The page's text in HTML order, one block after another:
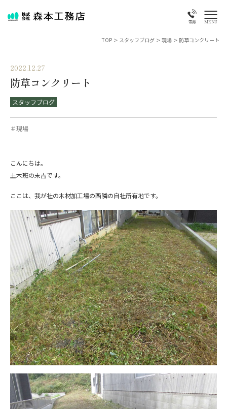
電話 MENU
TOP > スタッフブログ > 現場 > 防草コンクリート
2022.12.27
防草コンクリート
スタッフブログ
＃現場
こんにちは。
土木班の末吉です。
ここは、我が社の木材加工場の西隣の自社所有地です。